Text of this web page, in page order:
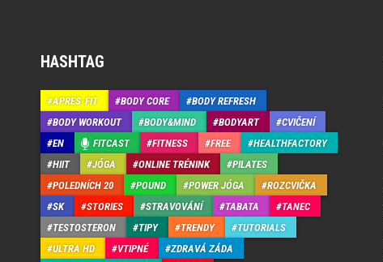
HASHTAG
APRÉS-FIT BODY CORE
BODY REFRESH
BODY WORKOUT
BODY&MIND BODYART
CVIČENÍ
EN
FITCAST FITNESS FREE
HEALTHFACTORY
HIIT
JÓGA ONLINE TRÉNINK
PILATES
POLEDNÍCH 20
POUND POWER JÓGA
ROZCVIČKA
SK
STORIES STRAVOVÁNÍ TABATA
TANEC
TESTOSTERON
TIPY TRENDY
TUTORIALS
ULTRA HD
VTIPNÉ ZDRAVÁ ZÁDA